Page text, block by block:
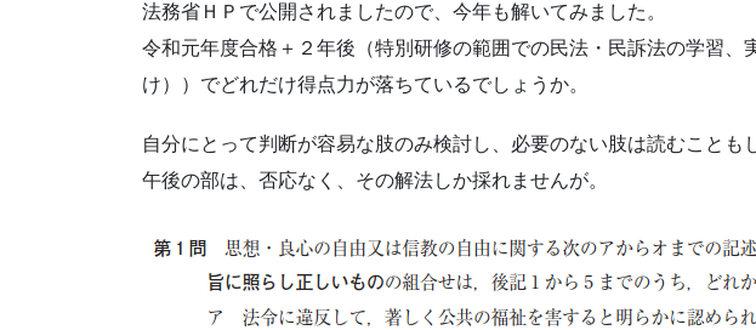
法務省ＨＰで公開されましたので、今年も解いてみました。
令和元年度合格＋２年後（特別研修の範囲での民法・民訴法の学習、
け））でどれだけ得点力が落ちているでしょうか。
自分にとって判断が容易な肢のみ検討し、必要のない肢は読むことも
午後の部は、否応なく、その解法しか採れませんが。